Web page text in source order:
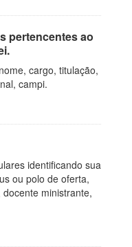
pertencentes ao
cargo, titulação,
campi.
identificando sua
ou polo de oferta,
ministrante,